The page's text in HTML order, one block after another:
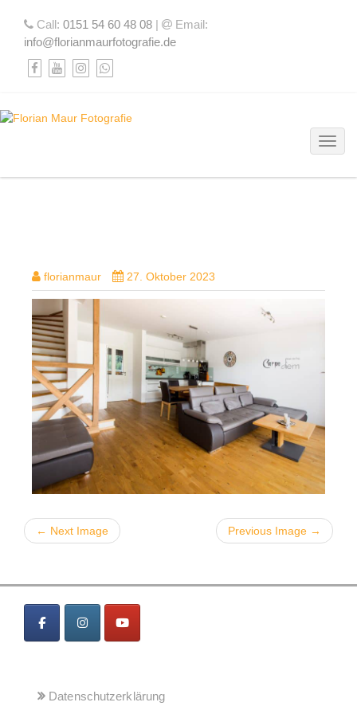
Call: 0151 54 60 48 08 |
Email:
info@florianmaurfotografie.de
florianmaur 27. Oktober 2023
← Next Image Previous Image →
Datenschutzerklärung